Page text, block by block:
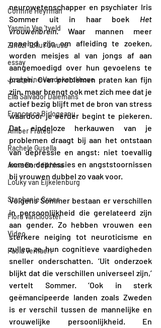
Corinne Heyrman
Yasmin Van 'tveld
Zindzi Tollut Owusu
essay
Joséphine Vandekerckhove
Ella Salvador Dalemans
Francesca Birlogeanu
Amber Frateur
Rachele Gusella
Anna Borodikhina
Louky van Eijkelenburg
Stephanie Croes
Flora Vanclooster
Video
Paola Verhaert
neurowetenschapper en psychiater Iris
Sommer uit in haar boek Het
vrouwenbrein. Waar mannen meer
geneigd zijn om afleiding te zoeken,
worden meisjes al van jongs af aan
aangemoedigd over hun gevoelens te
praten. Over problemen praten kan fijn
zijn, maar brengt ook met zich mee dat je
actief bezig blijft met de bron van stress
waardoor je eerder begint te piekeren.
Dat eindeloze herkauwen van je
problemen draagt bij aan het ontstaan
van depressie en angst: niet toevallig
komen depressies en angststoornissen
bij vrouwen dubbel zo vaak voor.
Volgens Sommer bestaan er verschillen
in persoonlijkheid die gerelateerd zijn
aan gender. Zo hebben vrouwen een
sterkere neiging tot neuroticisme en
zullen ze hun cognitieve vaardigheden
sneller onderschatten. ‘Uit onderzoek
blijkt dat die verschillen universeel zijn,’
vertelt Sommer. ‘Ook in sterk
geëmancipeerde landen zoals Zweden
is er verschil tussen de mannelijke en
vrouwelijke persoonlijkheid. En